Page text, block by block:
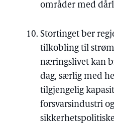
områder med
Stortinget ber
tilkobling til
næringslivet kan
dag, særlig med
tilgjengelig
forsvarsindustri